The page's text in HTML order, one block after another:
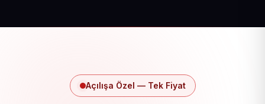
Açılışa Özel — Tek Fiyat